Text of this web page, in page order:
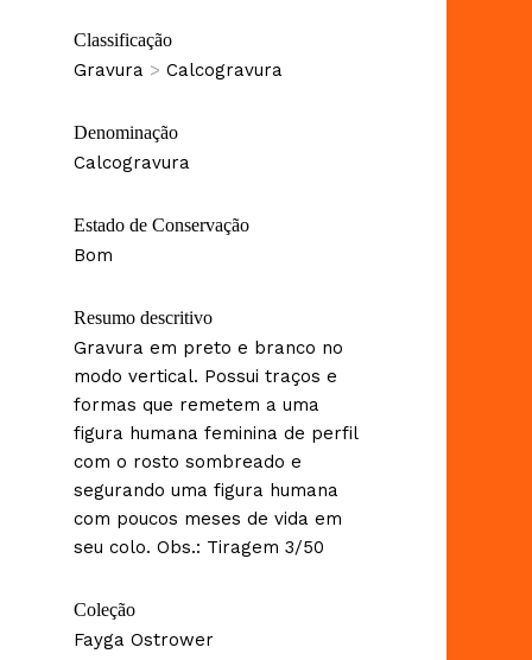
Classificação
Gravura > Calcogravura
Denominação
Calcogravura
Estado de Conservação
Bom
Resumo descritivo
Gravura em preto e branco no
modo vertical. Possui traços e
formas que remetem a uma
figura humana feminina de perfil
com o rosto sombreado e
segurando uma figura humana
com poucos meses de vida em
seu colo. Obs.: Tiragem 3/50
Coleção
Fayga Ostrower